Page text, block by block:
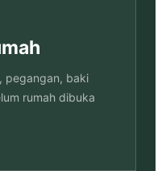
pegangan, baki
rumah dibuka